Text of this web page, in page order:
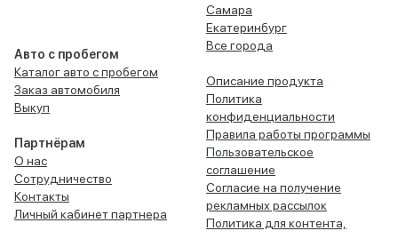
Авто с пробегом
Каталог авто с пробегом
Заказ автомобиля
Выкуп
Партнёрам
О нас
Сотрудничество
Контакты
Личный кабинет партнера
Самара
Екатеринбург
Все города
Описание продукта
Политика
конфиденциальности
Правила работы программы
Пользовательское
соглашение
Согласие на получение
рекламных рассылок
Политика для контента,